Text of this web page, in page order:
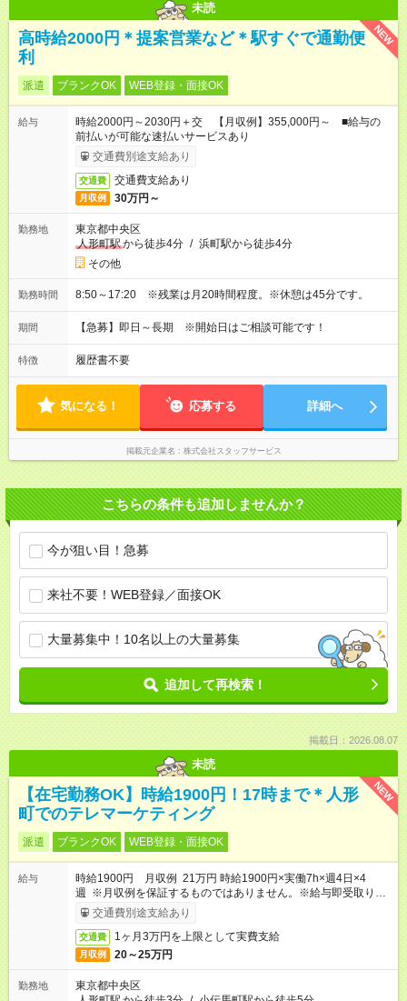
未読
NEW
高時給2000円＊提案営業など＊駅すぐで通勤便
利
派遣 ブランクOK WEB登録・面接OK
給与
時給2000円～2030円＋交 【月収例】355,000円～ ■給与の
前払いが可能な速払いサービスあり
交通費別途支給あり
交通費 交通費支給あり
月収例 30万円～
勤務地
東京都中央区
人形町駅から徒歩4分 / 浜町駅から徒歩4分
その他
勤務時間 8:50～17:20 ※残業は月20時間程度。※休憩は45分です。
期間 【急募】即日～長期 ※開始日はご相談可能です！
特徴 履歴書不要
気になる！ 応募する 詳細へ
掲載元企業名 株式会社スタッフサービス
こちらの条件も追加しませんか？
今が狙い目！急募
来社不要！WEB登録／面接OK
大量募集中！10名以上の大量募集
追加して再検索！
掲載日：2026.08.07
未読
NEW
【在宅勤務OK】時給1900円！17時まで＊人形
町でのテレマーケティング
派遣 ブランクOK WEB登録・面接OK
給与
時給1900円 月収例 21万円 時給1900円×実働7h×週4日×4
週 ※月収例を保証するものではありません。※給与即受取りサ
ービス利用可（利用条件有）
交通費別途支給あり
交通費 1ヶ月3万円を上限として実費支給
月収例 20～25万円
勤務地
東京都中央区